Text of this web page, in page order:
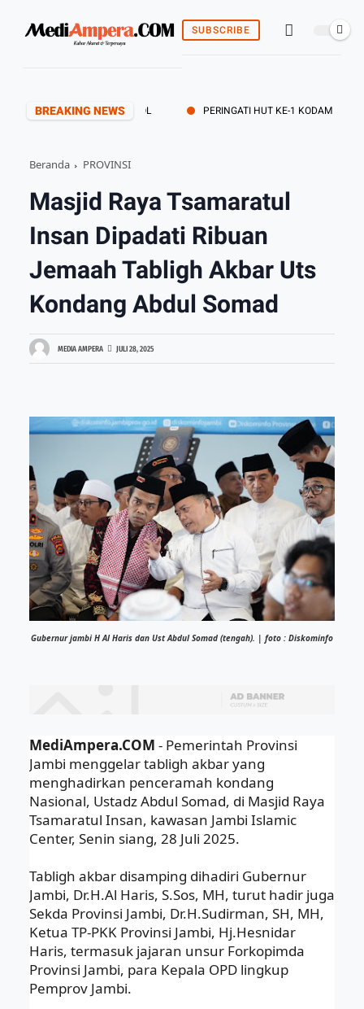
SUBSCRIBE
BREAKING NEWS PERINGATI HUT KE-1 KODAM XX/TIB,
Beranda PROVINSI
Masjid Raya Tsamaratul
Insan Dipadati Ribuan
Jemaah Tabligh Akbar Uts
Kondang Abdul Somad
MEDIA AMPERA JULI 28, 2025
Gubernur jambi H Al Haris dan Ust Abdul Somad (tengah). | foto : Diskominfo
MediAmpera.COM - Pemerintah Provinsi
Jambi menggelar tabligh akbar yang
menghadirkan penceramah kondang
Nasional, Ustadz Abdul Somad, di Masjid Raya
Tsamaratul Insan, kawasan Jambi Islamic
Center, Senin siang, 28 Juli 2025.
Tabligh akbar disamping dihadiri Gubernur
Jambi, Dr.H.Al Haris, S.Sos, MH, turut hadir juga
Sekda Provinsi Jambi, Dr.H.Sudirman, SH, MH,
Ketua TP-PKK Provinsi Jambi, Hj.Hesnidar
Haris, termasuk jajaran unsur Forkopimda
Provinsi Jambi, para Kepala OPD lingkup
Pemprov Jambi.